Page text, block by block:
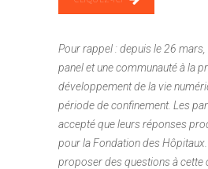
Pour rappel :depuis le 26 mars,
panel et une communauté à la
développement de la vie
période de confinement. Les
accepté que leurs réponses
pour la Fondation des
proposer des questions à cette